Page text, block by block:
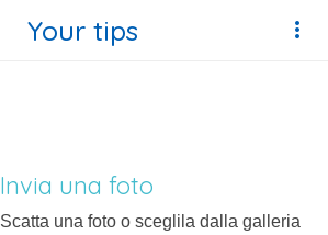
Your tips
Invia una foto
Scatta una foto o sceglila dalla galleria